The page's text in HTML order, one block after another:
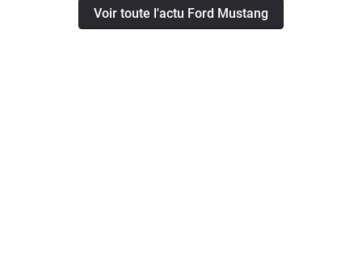
Voir toute l'actu Ford Mustang